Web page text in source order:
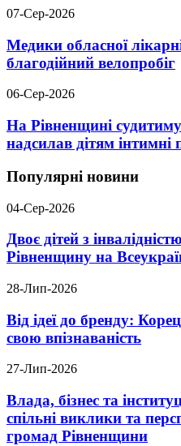
07-Сер-2026
Медики обласної
благодійний велопробіг
06-Сер-2026
На Рівненщині
надсилав дітям інтимні
Популярні новини
04-Сер-2026
Двоє дітей з
Рівненщину на
28-Лип-2026
Від ідеї до бренду:
свою впізнаваність
27-Лип-2026
Влада, бізнес та
спільні виклики та
громад Рівненщини